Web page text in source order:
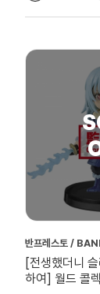
반프레스토 /
[전생했더니
하여] 월드 콜